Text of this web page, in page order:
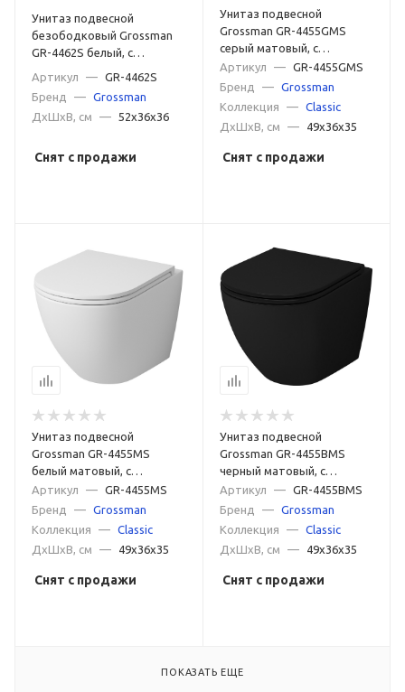
Унитаз подвесной
безободковый Grossman
GR-4462S белый, с
Артикул — GR-4462S
Бренд
— Grossman
ДxШxВ, см
— 52x36x36
Снят с продажи
Унитаз подвесной
Grossman GR-4455GMS
серый матовый, с
сиденьем микролифт
Артикул —
GR-4455GMS
Бренд
—
Grossman
Коллекция
—
Classic
ДxШxВ, см
— 49x36x35
Снят с продажи
Унитаз подвесной
Grossman GR-4455MS
белый матовый, с
сиденьем микролифт
Артикул — GR-4455MS
Бренд
— Grossman
Коллекция
— Classic
ДxШxВ, см
— 49x36x35
Снят с продажи
Унитаз подвесной
Grossman GR-4455BMS
черный матовый, с
сиденьем микролифт
Артикул —
GR-4455BMS
Бренд
—
Grossman
Коллекция
—
Classic
ДxШxВ, см
— 49x36x35
Снят с продажи
ПОКАЗАТЬ ЕЩЕ